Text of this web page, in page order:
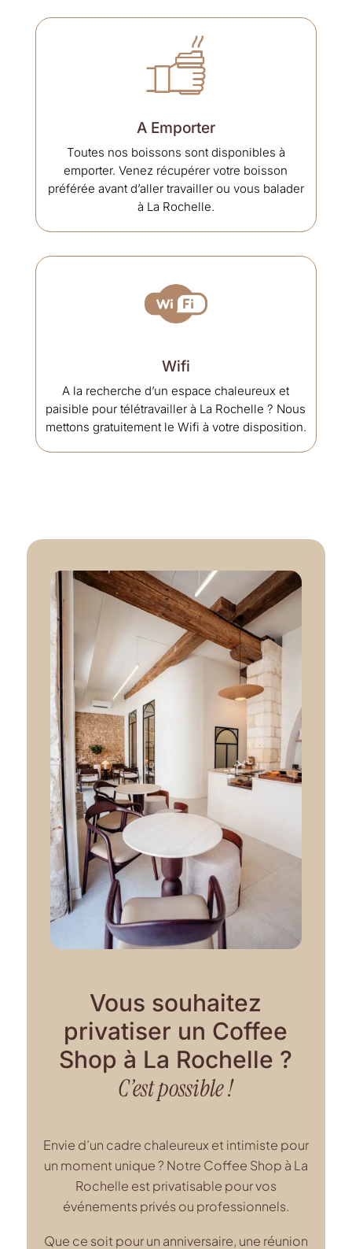
A Emporter
Toutes nos boissons sont disponibles à
emporter. Venez récupérer votre boisson
préférée avant d’aller travailler ou vous balader
à La Rochelle.
Wifi
A la recherche d’un espace chaleureux et
paisible pour télétravailler à La Rochelle ? Nous
mettons gratuitement le Wifi à votre disposition.
Vous souhaitez
privatiser un Coffee
Shop à La Rochelle ?
C’est possible !
Envie d’un cadre chaleureux et intimiste pour
un moment unique ? Notre Coffee Shop à La
Rochelle est privatisable pour vos
événements privés ou professionnels.
Que ce soit pour un anniversaire, une réunion